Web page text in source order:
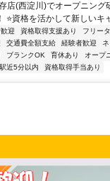
店(西淀川)でオープニング
⭐資格を活かして新しいキ
迎 資格取得支援あり フリー
交通費全額支給 経験者歓迎
ブランクOK 育休あり
オープ
駅近5分以内 資格取得手当あり